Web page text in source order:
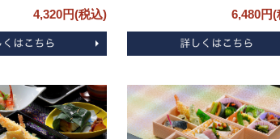
4,320円(税込) 6,480円(